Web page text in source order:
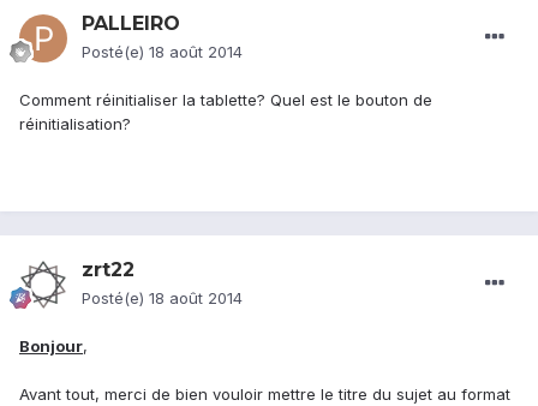
PALLEIRO
Posté(e) 18 août 2014
Comment réinitialiser la tablette? Quel est le bouton de
réinitialisation?
zrt22
Posté(e) 18 août 2014
Bonjour,
Avant tout, merci de bien vouloir mettre le titre du sujet au format